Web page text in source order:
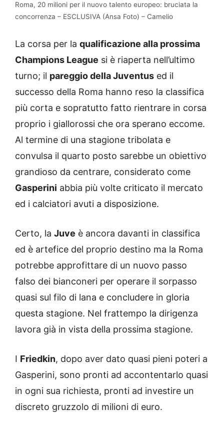
Roma, 20 milioni per il nuovo talento europeo: bruciata la
concorrenza – ESCLUSIVA (Ansa Foto) – Camelio
La corsa per la qualificazione alla prossima
Champions League si è riaperta nell’ultimo
turno; il pareggio della Juventus ed il
successo della Roma hanno reso la classifica
più corta e sopratutto fatto rientrare in corsa
proprio i giallorossi che ora sperano eccome.
Al termine di una stagione tribolata e
convulsa il quarto posto sarebbe un obiettivo
grandioso da centrare, considerato come
Gasperini abbia più volte criticato il mercato
ed i calciatori avuti a disposizione.
Certo, la Juve è ancora davanti in classifica
ed è artefice del proprio destino ma la Roma
potrebbe approfittare di un nuovo passo
falso dei bianconeri per operare il sorpasso
quasi sul filo di lana e concludere in gloria
questa stagione. Nel frattempo la dirigenza
lavora già in vista della prossima stagione.
I Friedkin, dopo aver dato quasi pieni poteri a
Gasperini, sono pronti ad accontentarlo quasi
in ogni sua richiesta, pronti ad investire un
discreto gruzzolo di milioni di euro.